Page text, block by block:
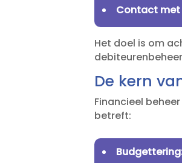
Contact met
Het doel is om
De kern
Financieel
betreft: